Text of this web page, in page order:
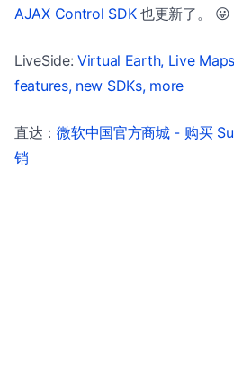
AJAX Control SDK也更新了。 😛
LiveSide:Virtual Earth, Live
features, new SDKs, more
直达：微软中国官方商城 - 购买
销